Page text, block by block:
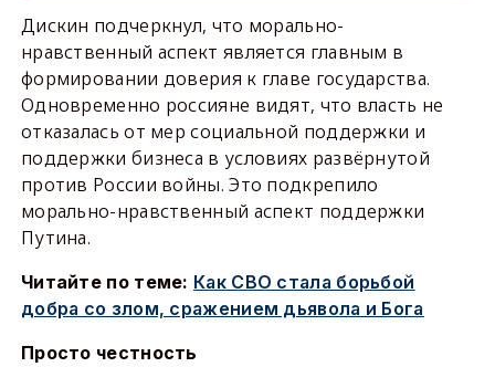
Дискин подчеркнул, что морально-
нравственный аспект является главным в
формировании доверия к главе государства.
Одновременно россияне видят, что власть не
отказалась от мер социальной поддержки и
поддержки бизнеса в условиях развёрнутой
против России войны. Это подкрепило
морально-нравственный аспект поддержки
Путина.
Читайте по теме: Как СВО стала борьбой
добра со злом, сражением дьявола и Бога
Просто честность